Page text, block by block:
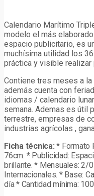
Calendario Marítimo
modelo el más
espacio publicitario, es
muchísima utilidad los
práctica y visible
Contiene tres meses a
además cuenta con
idiomas / calendario
semana. Ademas es útil
terrestre, empresas de
industrias agrícolas ,
Ficha técnica: * Formato
76cm. * Publicidad:
brillante. * Mensuales: 2/
Internacionales. * Base:
día * Cantidad mínima: